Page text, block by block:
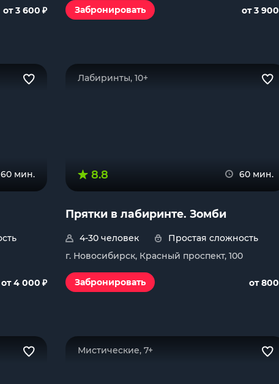
от 3 600 ₽ Забронировать от 3 900
60 мин.
от 4 000 ₽
Лабиринты, 10+
8.8 60 мин.
Прятки в лабиринте. Зомби
4-30 человек
Простая сложность
г. Новосибирск, Красный проспект, 100
Забронировать от 800
Мистические, 7+